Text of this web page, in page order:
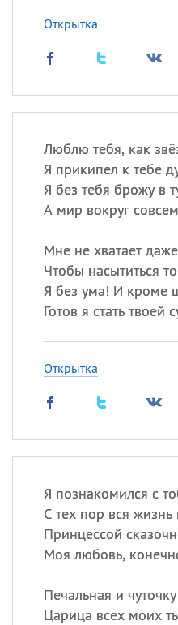
Открытка
Люблю тебя, как
Я прикипел к тебе
Я без тебя брожу в
А мир вокруг
Мне не хватает
Чтобы насытиться
Я без ума! И кроме
Готов я стать твоей
Открытка
Я познакомился с
С тех пор вся
Принцессой
Моя любовь,
Печальная и
Царица всех моих